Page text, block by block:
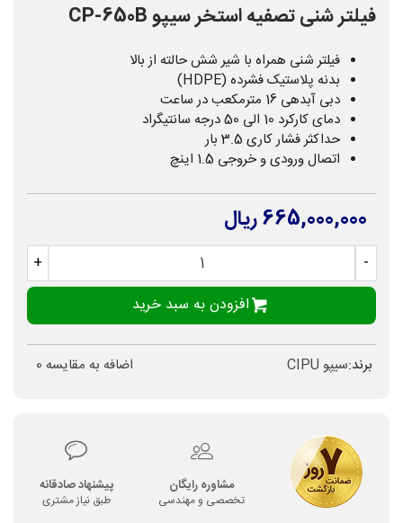
فیلتر شنی تصفیه استخر سیپو CP-650B
فیلتر شنی همراه با شیر شش حالته از بالا
بدنه پلاستیک فشرده (HDPE)
دبی آبدهی 16 مترمکعب در ساعت
دمای کارکرد 10 الی 50 درجه سانتیگراد
حداکثر فشار کاری 3.5 بار
اتصال ورودی و خروجی 1.5 اینچ
665,000,000 ریال
-
+
افزودن به سبد خرید
برند:سیپو CIPU اضافه به مقایسه 0
مشاوره رایگان
تخصصی و مهندسی
پیشنهاد صادقانه
طبق نیاز مشتری